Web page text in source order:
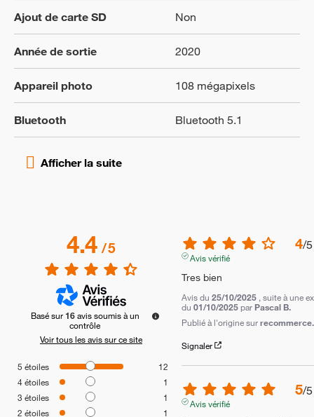
Ajout de carte SD Non
Année de sortie 2020
Appareil photo 108 mégapixels
Bluetooth Bluetooth 5.1
4.4/5
Basé sur 16 avis soumis à un
contrôle
Voir tous les avis sur ce site
5 étoiles
12
4étoiles
1
3 étoiles
1
2 étoiles
1
4/5
Avis vérifié
Tres bien
Avis du 25/10/2025 , suite à une
du 01/10/2025 par Pascal B.
Publié à l'origine sur
Signaler
5/5
Avis vérifié